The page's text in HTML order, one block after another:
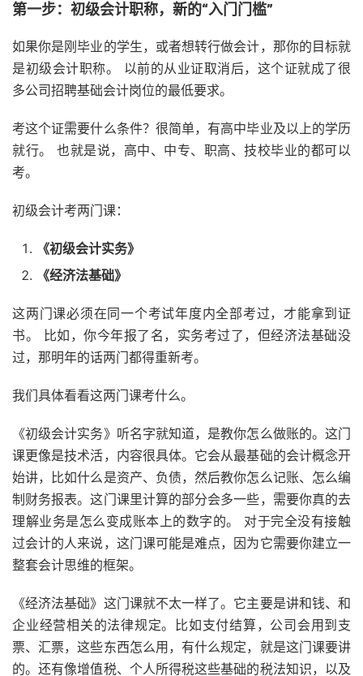
第一步：初级会计职称，新的“入门门槛”
如果你是刚毕业的学生，或者想转行做会计，那你的目标就
是初级会计职称。 以前的从业证取消后，这个证就成了很
多公司招聘基础会计岗位的最低要求。
考这个证需要什么条件？很简单，有高中毕业及以上的学历
就行。 也就是说，高中、中专、职高、技校毕业的都可以
考。
初级会计考两门课：
《初级会计实务》
《经济法基础》
这两门课必须在同一个考试年度内全部考过，才能拿到证
书。 比如，你今年报了名，实务考过了，但经济法基础没
过，那明年的话两门都得重新考。
我们具体看看这两门课考什么。
《初级会计实务》听名字就知道，是教你怎么做账的。这门
课更像是技术活，内容很具体。它会从最基础的会计概念开
始讲，比如什么是资产、负债，然后教你怎么记账、怎么编
制财务报表。这门课里计算的部分会多一些，需要你真的去
理解业务是怎么变成账本上的数字的。 对于完全没有接触
过会计的人来说，这门课可能是难点，因为它需要你建立一
整套会计思维的框架。
《经济法基础》这门课就不太一样了。它主要是讲和钱、和
企业经营相关的法律规定。比如支付结算，公司会用到支
票、汇票，这些东西怎么用，有什么规定，就是这门课要讲
的。还有像增值税、个人所得税这些基础的税法知识，以及